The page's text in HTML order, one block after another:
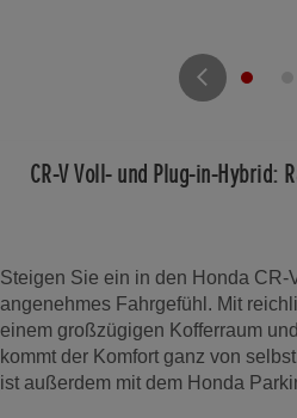
CR-V Voll- und Plug-in-Hybrid:
Steigen Sie ein in den Honda CR-
angenehmes Fahrgefühl. Mit
einem großzügigen Kofferraum
kommt der Komfort ganz von
ist außerdem mit dem Honda